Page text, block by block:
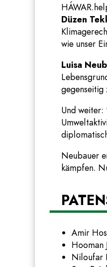
Düzen
wie unser
Luisa
gegenseitig
Und
Neubauer
kämpfen.
Amir
Hooman
Niloufar